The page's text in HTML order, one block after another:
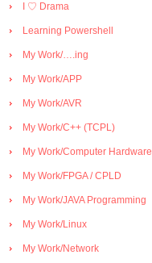
I ♡ Drama
Learning Powershell
My Work/….ing
My Work/APP
My Work/AVR
My Work/C++ (TCPL)
My Work/Computer Hardware
My Work/FPGA / CPLD
My Work/JAVA Programming
My Work/Linux
My Work/Network